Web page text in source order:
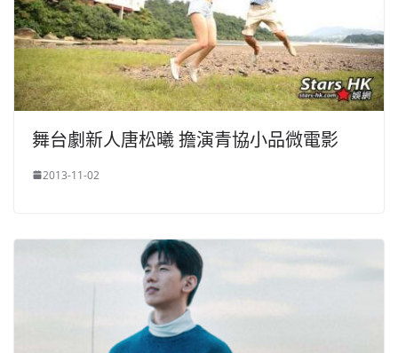
舞台劇新人唐松曦 擔演青協小品微電影
2013-11-02